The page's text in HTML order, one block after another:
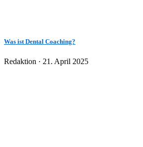
Was ist Dental Coaching?
Redaktion · Veröffentlicht
21. April 2025